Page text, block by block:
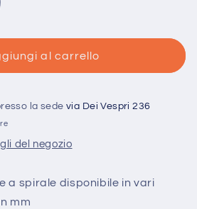
al carrello
la sedevia Dei Vespri 236
del negozio
a spirale disponibile in vari
mm